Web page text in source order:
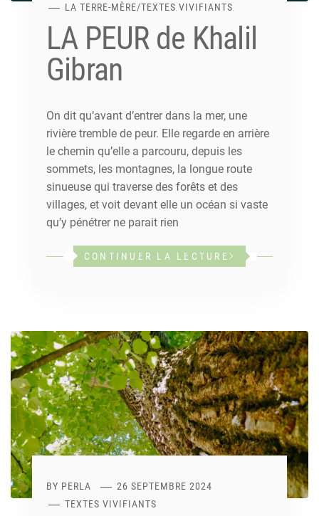
LA TERRE-MÈRE/TEXTES VIVIFIANTS
LA PEUR de Khalil
Gibran
On dit qu’avant d’entrer dans la mer, une
rivière tremble de peur. Elle regarde en arrière
le chemin qu’elle a parcouru, depuis les
sommets, les montagnes, la longue route
sinueuse qui traverse des forêts et des
villages, et voit devant elle un océan si vaste
qu’y pénétrer ne parait rien
CONTINUER LA LECTURE
BY PERLA
26 SEPTEMBRE 2024
TEXTES VIVIFIANTS